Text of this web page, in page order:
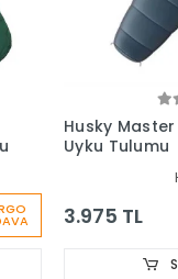
Husky Master
Uyku Tulumu
3.975 TL